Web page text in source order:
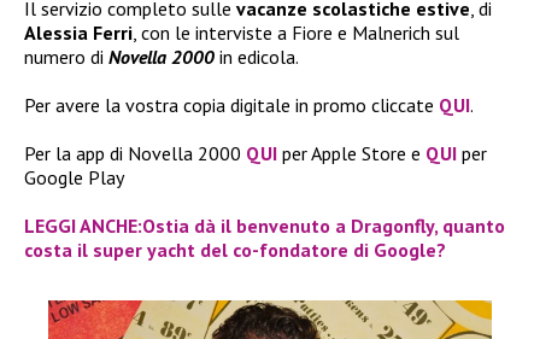
Il servizio completo sulle vacanze scolastiche estive, di
Alessia Ferri, con le interviste a Fiore e Malnerich sul
numero di Novella 2000 in edicola.
Per avere la vostra copia digitale in promo cliccate QUI.
Per la app di Novella 2000 QUI per Apple Store e QUI per
Google Play
LEGGI ANCHE:Ostia dà il benvenuto a Dragonfly, quanto
costa il super yacht del co-fondatore di Google?